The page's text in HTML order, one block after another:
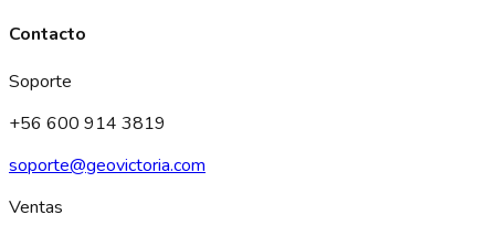
Contacto
Soporte
+56 600 914 3819
soporte@geovictoria.com
Ventas